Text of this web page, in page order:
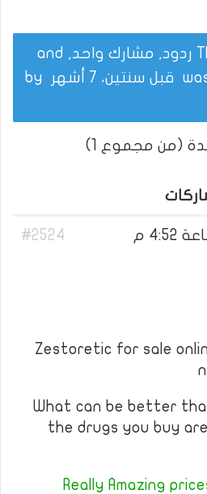
This topic has 0 ردود, مشارك واحد, and
قبل سنتين، 7 أشهر
(من مجموع 1)
#2524
Zestoretic for sale
What can be better
the drugs you buy
Really Amazing